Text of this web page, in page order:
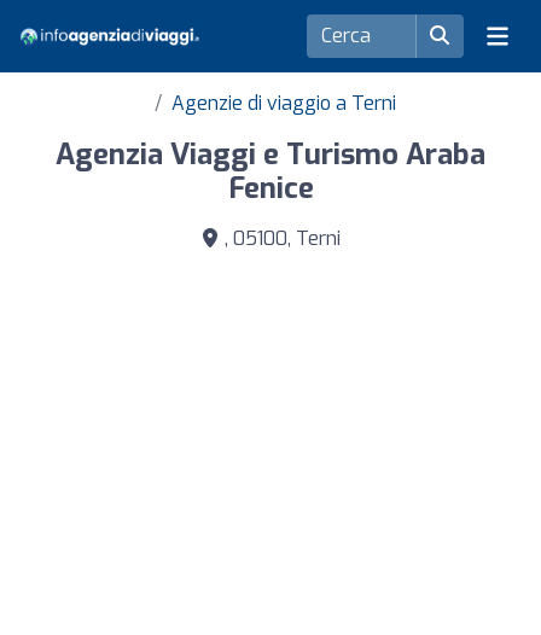
Agenzie di viaggio a Terni
Agenzia Viaggi e Turismo Araba
Fenice
, 05100, Terni